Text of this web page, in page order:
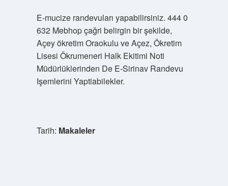
E-mucize randevuları yapabilirsiniz. 444 0
632 Mebhop çağri belirgin bir şekilde,
Açey ökretim Oraokulu ve Açez, Ökretim
Lisesi Ökrumeneri Halk Ekitimi Noti
Müdürlüklerinden De E-Sirinav Randevu
Işemlerini Yaptiabilekler.
Tarih: Makaleler